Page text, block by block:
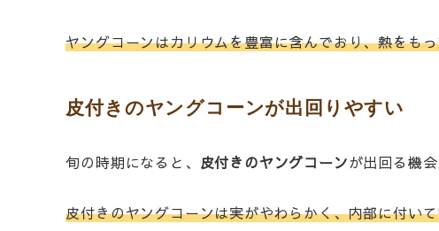
ヤングコーンはカリウムを豊富に含んでおり、熱をも
皮付きのヤングコーンが出回りやすい
旬の時期になると、 皮付きのヤングコーンが出回る機
皮付きのヤングコーンは実がやわらかく、内部に付い